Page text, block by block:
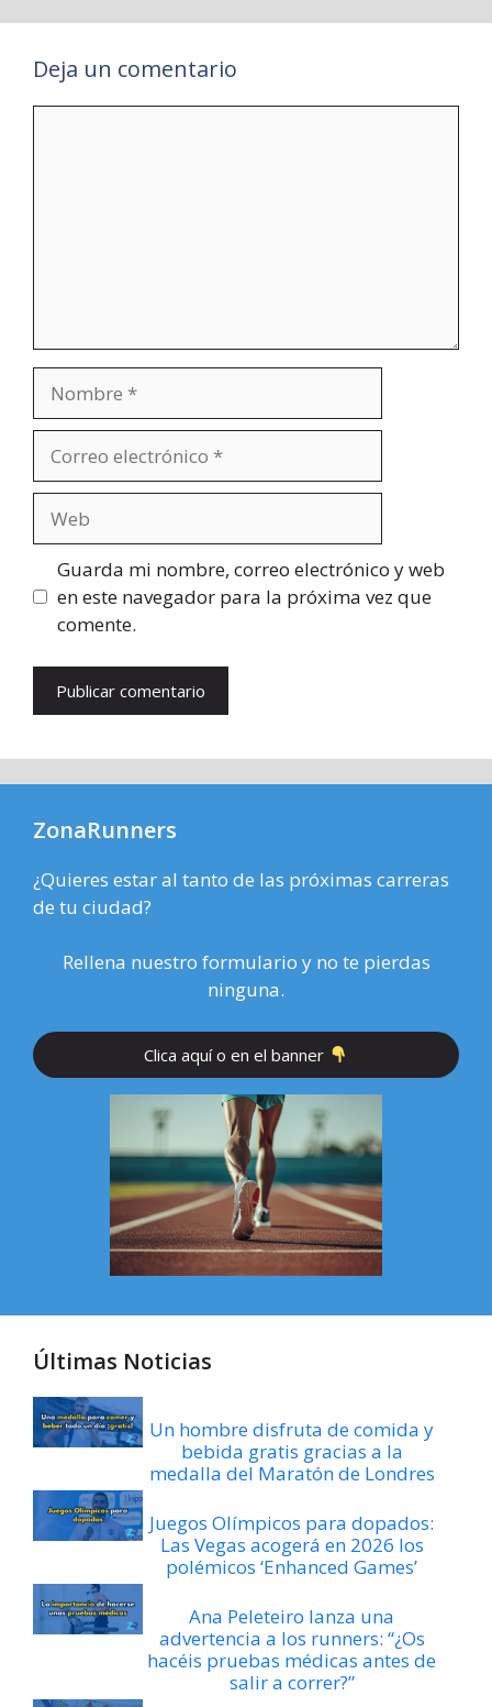
Deja un comentario
electrónico
Guarda mi nombre, correo electrónico y web
en este navegador para la próxima vez que
comente.
ZonaRunners
¿Quieres estar al tanto de las próximas carreras
de tu ciudad?
Rellena nuestro formulario y no te pierdas
ninguna.
Clica aquí o en el banner
Últimas Noticias
Un hombre disfruta de comida y
bebida gratis gracias a la
medalla del Maratón de Londres
Juegos Olímpicos para dopados:
Las Vegas acogerá en 2026 los
polémicos ‘Enhanced Games’
Ana Peleteiro lanza una
advertencia a los runners: “¿Os
hacéis pruebas médicas antes de
salir a correr?”